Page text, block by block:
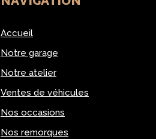
Accueil
Notre garage
Notre atelier
Ventes de véhicules
Nos occasions
Nos remorques